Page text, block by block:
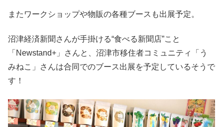
またワークショップや物販の各種ブースも出展予定。
沼津経済新聞さんが手掛ける“食べる新聞店”こと
「Newstand+」さんと、沼津市移住者コミュニティ「う
みねこ」さんは合同でのブース出展を予定しているそうで
す！